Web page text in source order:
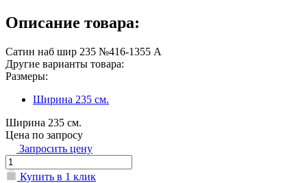
Описание товара:
Сатин наб шир 235 №416-1355 А
Другие варианты товара:
Размеры:
Ширина 235 см.
Ширина 235 см.
Цена по запросу
Запросить цену
Купить в 1 клик